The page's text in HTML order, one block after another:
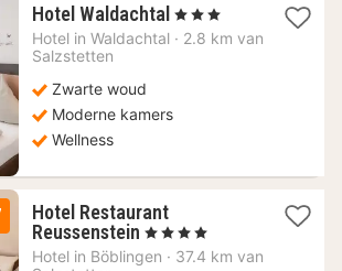
Hotel Waldachtal 1
nacht
, 3 Sterren
Hotel in Waldachtal · 2.8 km van
Salzstetten
Zwarte woud
Moderne kamers
Wellness
Hotel Restaurant
Reussenstein 2
nachten
, 4 Sterren
Hotel in Böblingen · 37.4 km van